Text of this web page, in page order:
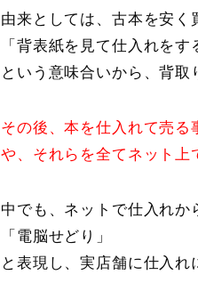
由来としては、古本を安く
「背表紙を見て仕入れをす
という意味合いから、背取
その後、本を仕入れて売
や、それらを全てネット上
中でも、ネットで仕入れか
「電脳せどり」
と表現し、実店舗に仕入れ